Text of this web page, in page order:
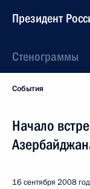
Президент
Стенограммы
События
Начало
16 сентября 2008